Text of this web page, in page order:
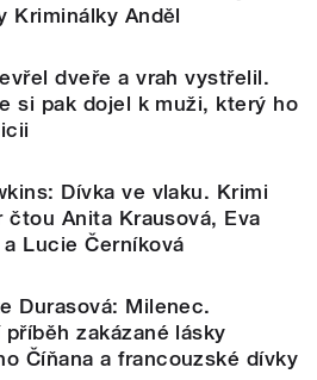
Kriminálky Anděl
dveře a vrah vystřelil.
si pak dojel k muži, který ho
Dívka ve vlaku. Krimi
čtou Anita Krausová, Eva
a Lucie Černíková
Durasová: Milenec.
příběh zakázané lásky
Číňana a francouzské dívky